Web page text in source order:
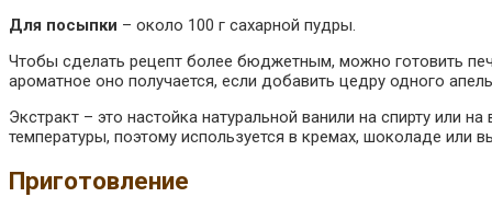
Для посыпки – около 100 г сахарной пудры.
Чтобы сделать рецепт более бюджетным, можно готовить
ароматное оно получается, если добавить цедру одного
Экстракт – это настойка натуральной ванили на спирту или
температуры, поэтому используется в кремах, шоколаде или
Приготовление